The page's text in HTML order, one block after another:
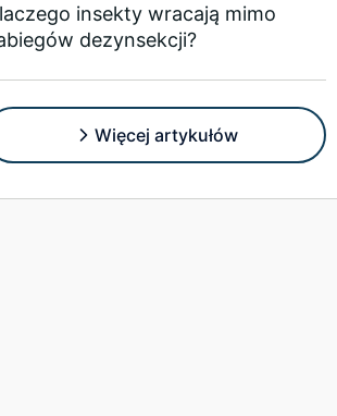
insekty wracają mimo
dezynsekcji?
Więcej artykułów